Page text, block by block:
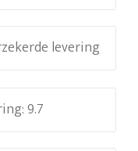
levering
9.7